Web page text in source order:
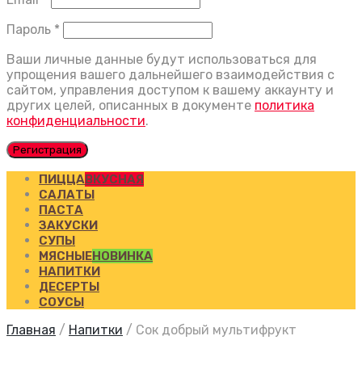
Пароль *
Ваши личные данные будут использоваться для
упрощения вашего дальнейшего взаимодействия с
сайтом, управления доступом к вашему аккаунту и
других целей, описанных в документе политика
конфиденциальности.
Регистрация
ПИЦЦАВКУСНАЯ
САЛАТЫ
ПАСТА
ЗАКУСКИ
СУПЫ
МЯСНЫЕНОВИНКА
НАПИТКИ
ДЕСЕРТЫ
СОУСЫ
Главная / Напитки / Сок добрый мультифрукт